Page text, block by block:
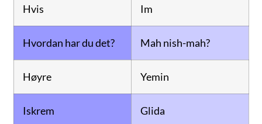
Hvis Im
Hvordan har du det? Mah nish-mah?
Høyre Yemin
Iskrem Glida